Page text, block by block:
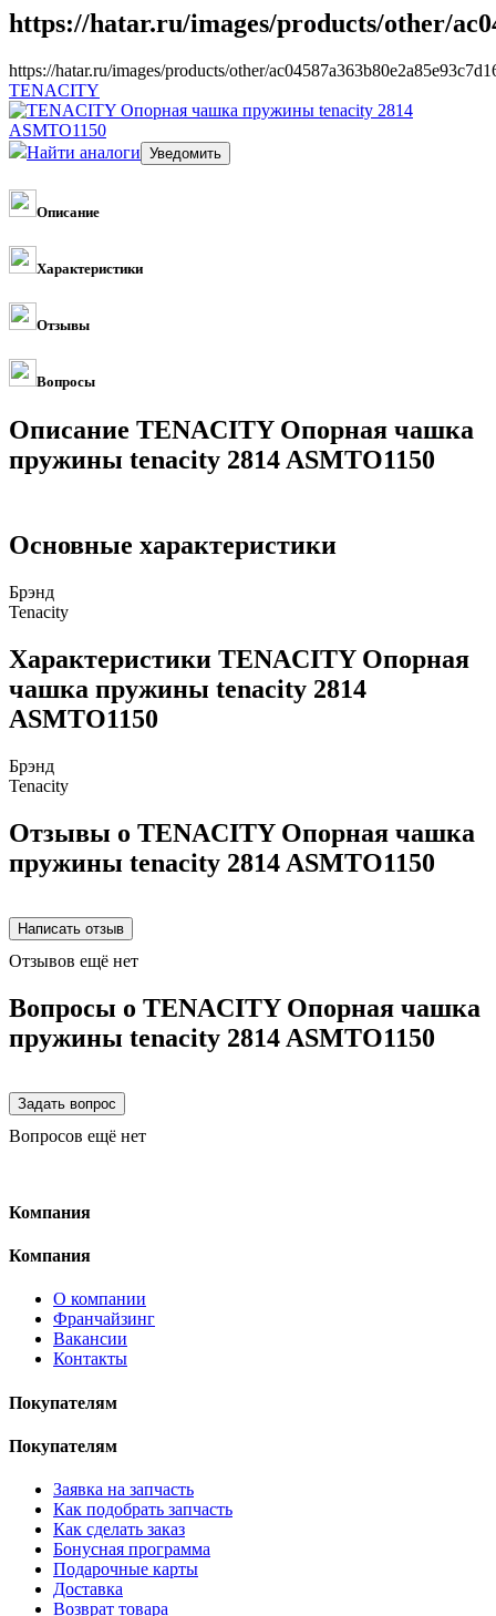
https://hatar.ru/images/products/other/
https://hatar.ru/images/products/other/
TENACITY
Найти аналоги
Описание
Характеристики
Отзывы
Вопросы
Описание TENACITY Опорная чашка
пружины tenacity 2814 ASMTO1150
Основные характеристики
Брэнд
Tenacity
Характеристики TENACITY Опорная
чашка пружины tenacity 2814
ASMTO1150
Брэнд
Tenacity
Отзывы о TENACITY Опорная чашка
пружины tenacity 2814 ASMTO1150
Отзывов ещё нет
Вопросы о TENACITY Опорная чашка
пружины tenacity 2814 ASMTO1150
Вопросов ещё нет
Компания
Компания
О компании
Франчайзинг
Вакансии
Контакты
Покупателям
Покупателям
Заявка на запчасть
Как подобрать запчасть
Как сделать заказ
Бонусная программа
Подарочные карты
Доставка
Возврат товара